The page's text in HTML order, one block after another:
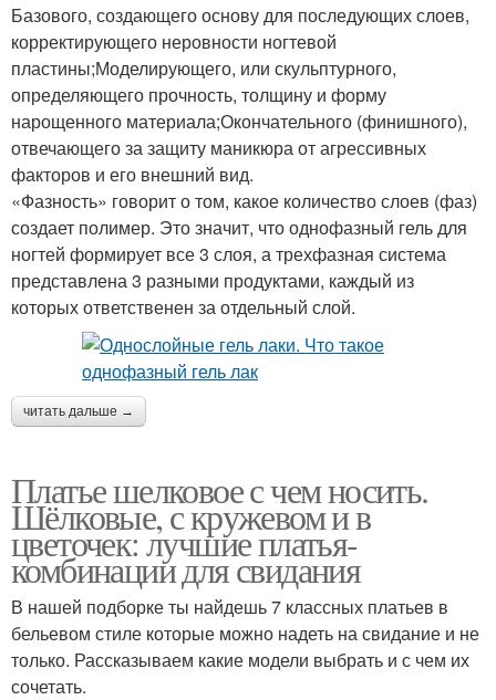
Базового, создающего основу для последующих слоев,
корректирующего неровности ногтевой
пластины;Моделирующего, или скульптурного,
определяющего прочность, толщину и форму
нарощенного материала;Окончательного (финишного),
отвечающего за защиту маникюра от агрессивных
факторов и его внешний вид.
«Фазность» говорит о том, какое количество слоев (фаз)
создает полимер. Это значит, что однофазный гель для
ногтей формирует все 3 слоя, а трехфазная система
представлена 3 разными продуктами, каждый из
которых ответственен за отдельный слой.
читать дальше →
Платье шелковое с чем носить.
Шёлковые, с кружевом и в
цветочек: лучшие платья-
комбинации для свидания
В нашей подборке ты найдешь 7 классных платьев в
бельевом стиле которые можно надеть на свидание и не
только. Рассказываем какие модели выбрать и с чем их
сочетать.